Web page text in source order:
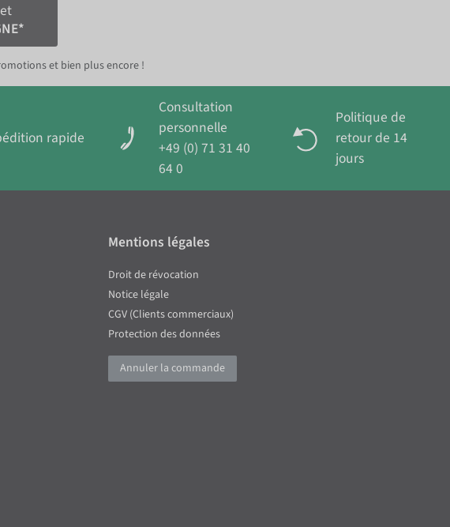
et bien plus encore !
rapide
Consultation
personnelle
+49 (0) 71 31 40
64 0
Politique de
retour de 14
jours
Mentions légales
Droit de révocation
Notice légale
CGV (Clients commerciaux)
Protection des données
Annuler la commande